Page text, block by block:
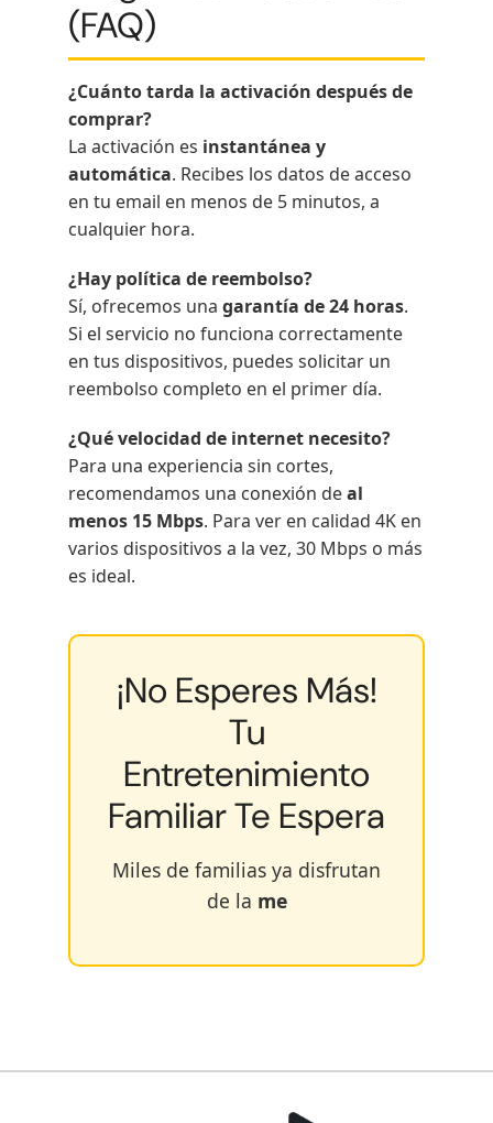
(FAQ)
¿Cuánto tarda la activación después de
comprar?
La activación es instantánea y
automática. Recibes los datos de acceso
en tu email en menos de 5 minutos, a
cualquier hora.
¿Hay política de reembolso?
Sí, ofrecemos unagarantía de 24 horas.
Si el servicio no funciona correctamente
en tus dispositivos, puedes solicitar un
reembolso completo en el primer día.
¿Qué velocidad de internet necesito?
Para una experiencia sin cortes,
recomendamos una conexión deal
menos 15 Mbps. Para ver en calidad 4K en
varios dispositivos a la vez, 30 Mbps o más
es ideal.
¡No Esperes Más!
Tu
Entretenimiento
Familiar Te Espera
Miles de familias ya disfrutan
de la me